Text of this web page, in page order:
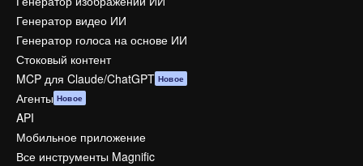
Генератор видео ИИ
Генератор голоса на основе ИИ
Стоковый контент
MCP для Claude/ChatGPT Новое
Агенты Новое
API
Мобильное приложение
Все инструменты Magnific